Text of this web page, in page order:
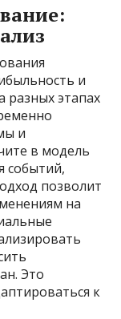
и
разных этапах
и
в модель
событий,
позволит
на
Это
к